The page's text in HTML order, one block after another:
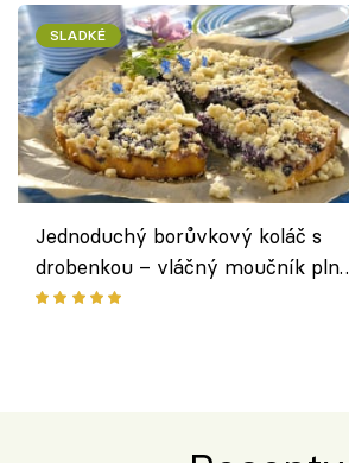
SLADKÉ
Jednoduchý borůvkový koláč s
drobenkou – vláčný moučník plný
ovoce